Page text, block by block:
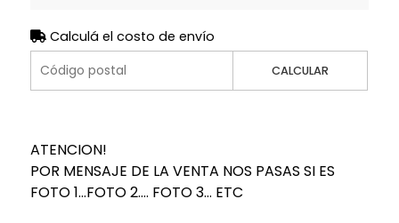
Calculá el costo de envío
CALCULAR
ATENCION!
POR MENSAJE DE LA VENTA NOS PASAS SI ES
FOTO 1...FOTO 2.... FOTO 3... ETC